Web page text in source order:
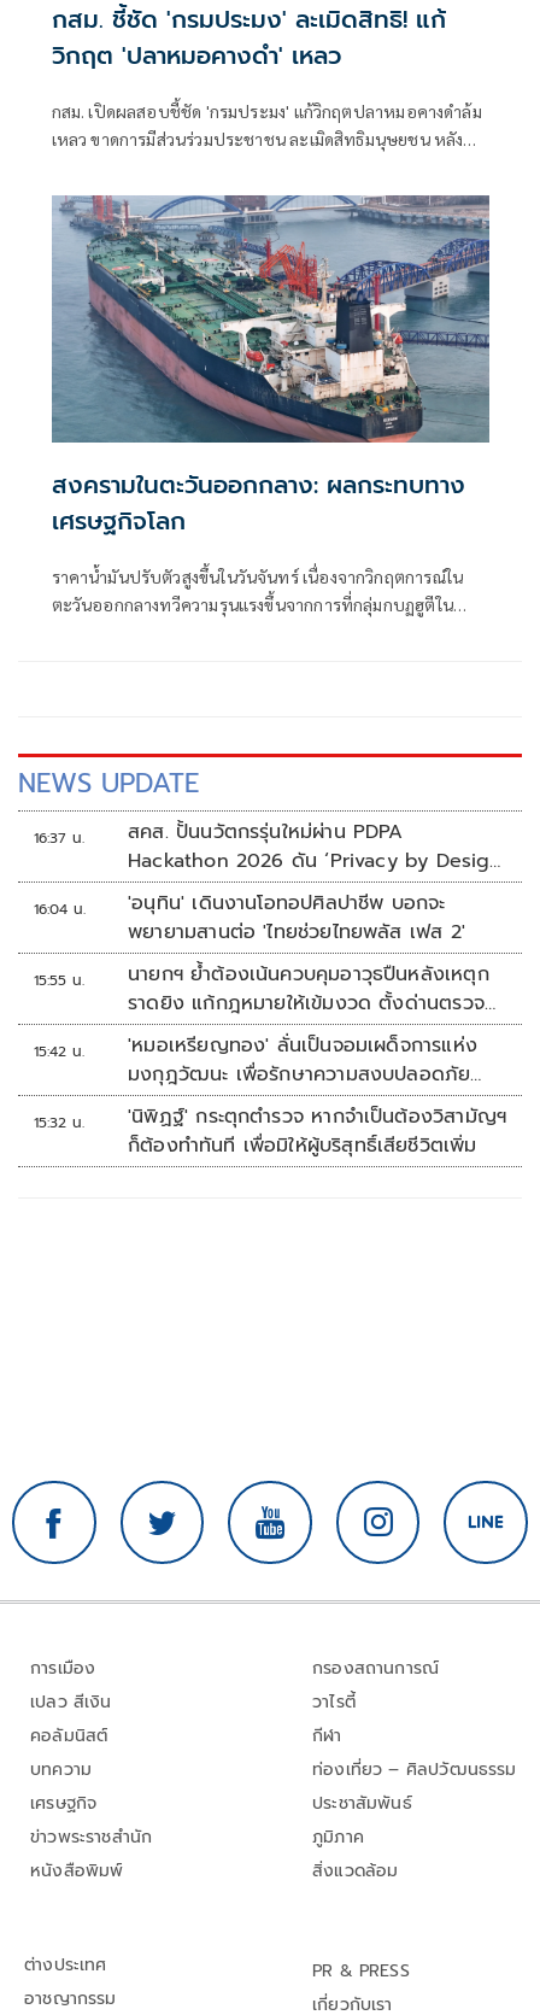
กสม. ชี้ชัด 'กรมประมง' ละเมิดสิทธิ! แก้
วิกฤต 'ปลาหมอคางดำ' เหลว
กสม. เปิดผลสอบชี้ชัด 'กรมประมง' แก้วิกฤตปลาหมอคางดำล้ม
เหลว ขาดการมีส่วนร่วมประชาชน ละเมิดสิทธิมนุษยชน หลัง
ประชาชนร่วมคลี่คลาย
สงครามในตะวันออกกลาง: ผลกระทบทาง
เศรษฐกิจโลก
ราคาน้ำมันปรับตัวสูงขึ้นในวันจันทร์ เนื่องจากวิกฤตการณ์ใน
ตะวันออกกลางทวีความรุนแรงขึ้นจากการที่กลุ่มกบฏฮูตีใน
NEWS UPDATE
16:37 น.
สคส. ปั้นนวัตกรรุ่นใหม่ผ่าน PDPA
Hackathon 2026 ดัน ‘Privacy by Design
for all’ สู่โซลูชันคุ้มครองข้อมูลส่วนบุคคลที่
ใช้ได้จริง
16:04 น.
'อนุทิน' เดินงานโอทอปศิลปาชีพ บอกจะ
พยายามสานต่อ 'ไทยช่วยไทยพลัส เฟส 2'
15:55 น.
นายกฯ ย้ำต้องเน้นควบคุมอาวุธปืนหลังเหตุก
ราดยิง แก้กฎหมายให้เข้มงวด ตั้งด่านตรวจ
เพิ่ม
15:42 น.
'หมอเหรียญทอง' ลั่นเป็นจอมเผด็จการแห่ง
มงกุฎวัฒนะ เพื่อรักษาความสงบปลอดภัย
ภายในรพ.
15:32 น.
'นิพิฏฐ์' กระตุกตำรวจ หากจำเป็นต้องวิสามัญฯ
ก็ต้องทำทันที เพื่อมิให้ผู้บริสุทธิ์เสียชีวิตเพิ่ม
การเมือง
เปลว สีเงิน
คอลัมนิสต์
บทความ
เศรษฐกิจ
ข่าวพระราชสำนัก
หนังสือพิมพ์
กรองสถานการณ์
วาไรตี้
กีฬา
ท่องเที่ยว – ศิลปวัฒนธรรม
ประชาสัมพันธ์
ภูมิภาค
สิ่งแวดล้อม
ต่างประเทศ
อาชญากรรม
PR & PRESS
เกี่ยวกับเรา